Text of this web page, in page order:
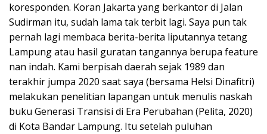
koresponden. Koran Jakarta yang berkantor di Jalan
Sudirman itu, sudah lama tak terbit lagi. Saya pun tak
pernah lagi membaca berita-berita liputannya tetang
Lampung atau hasil guratan tangannya berupa feature
nan indah. Kami berpisah daerah sejak 1989 dan
terakhir jumpa 2020 saat saya (bersama Helsi Dinafitri)
melakukan penelitian lapangan untuk menulis naskah
buku Generasi Transisi di Era Perubahan (Pelita, 2020)
di Kota Bandar Lampung. Itu setelah puluhan